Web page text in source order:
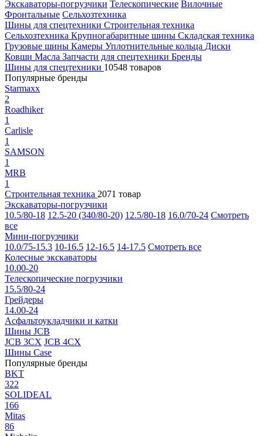
Экскаваторы-погрузчики Телескопические Вилочные
Фронтальные Сельхозтехника
Шины для спецтехники Строительная техника
Сельхозтехника Крупногабаритные шины Складская техника
Грузовые шины Камеры Уплотнительные кольца Диски
Ковши Масла Запчасти для спецтехники Бренды
Шины для спецтехники 10548 товаров
Популярные бренды
Starmaxx
2
Roadhiker
1
Carlisle
1
SAMSON
1
MRB
1
Строительная техника 2071 товар
Экскаваторы-погрузчики
10.5/80-18 12.5-20 (340/80-20) 12.5/80-18 16.0/70-24 Смотреть
все
Мини-погрузчики
10.0/75-15.3 10-16.5 12-16.5 14-17.5 Смотреть все
Колесные экскаваторы
10.00-20
Телескопические погрузчики
15.5/80-24
Грейдеры
14.00-24
Асфальтоукладчики и катки
Шины JCB
JCB 3CX JCB 4CX
Шины Case
Популярные бренды
BKT
322
SOLIDEAL
166
Mitas
86